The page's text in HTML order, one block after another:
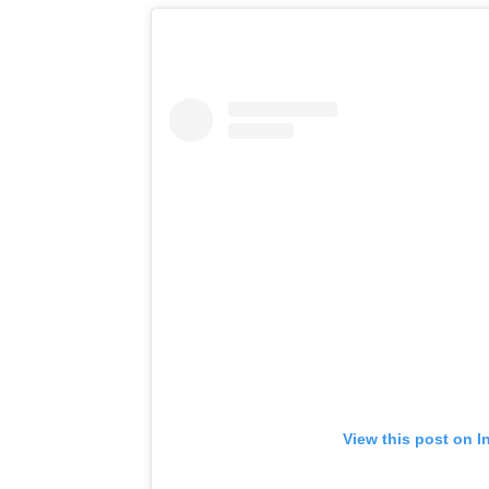
View this post on